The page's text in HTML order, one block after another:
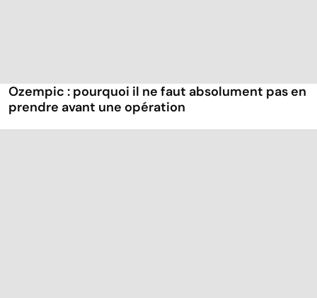
Ozempic : pourquoi il ne faut absolument pas en
prendre avant une opération